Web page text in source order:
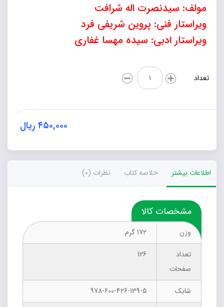
مولف: سیدنصرت اله شرافت
ویراستار فنی: پروین شریفی فرد
ویراستار ادبی: سیده مهسا غفاری
تعداد
شاه
ابوالقاسم
(یعقوب
صفاری)
بارگاه
عدد
۴۵۰,۰۰۰ ریال
اطلاعات بیشتر خلاصه کتاب نظرات (0)
مشخصات کالا
وزن
172 گرم
تعداد
صفحات
126
شابک
978-600-426-139-5